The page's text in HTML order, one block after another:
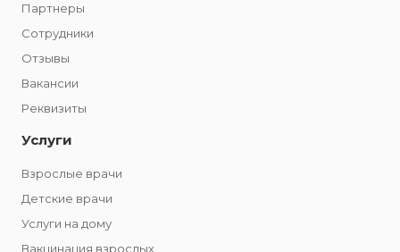
Партнеры
Сотрудники
Отзывы
Вакансии
Реквизиты
Услуги
Взрослые врачи
Детские врачи
Услуги на дому
Вакцинация взрослых